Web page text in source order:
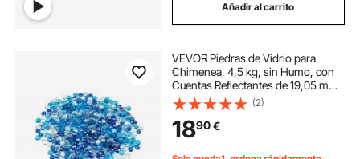
Añadir al carrito
VEVOR Piedras de Vidrio para
Chimenea, 4,5 kg, sin Humo, con
Cuentas Reflectantes de 19,05 mm,
para Mesa de Fogata, Diseño de
Piedra de Alto Brillo, Azul Cobalto,
Azul Caribeño y Transparente
(2)
1890€